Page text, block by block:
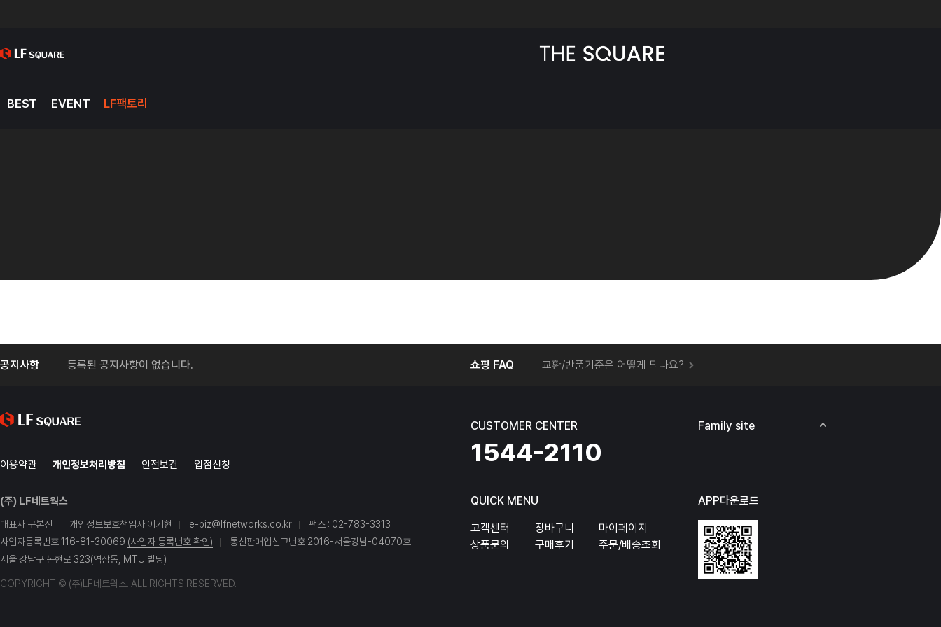
BEST EVENT LF팩토리
공지사항 등록된 공지사항이 없습니다. 쇼핑 FAQ
온라인에서 주문 후 오프라인 매장에서 상품을 수령할 수 있나요?
교환/반품기준은 어떻게 되나요?
온라인에서 구매한 상품 오프라인에서 반품이 가능한가요?
이용약관 개인정보처리방침 안전보건 입점신청
(주) LF네트웍스
대표자 구본진 개인정보보호책임자 이기현 e-biz@lfnetworks.co.kr
팩스 : 02-783-3313
사업자등록번호 116-81-30069 (사업자 등록번호 확인)
통신판매업신고번호 2016-서울강남-04070호
서울 강남구 논현로 323(역삼동, MTU 빌딩)
COPYRIGHT © (주)LF네트웍스. ALL RIGHTS RESERVED.
CUSTOMER CENTER
1544-2110
Family site
QUICK MENU
고객센터 장바구니
마이페이지
상품문의
구매후기 주문/배송조회
APP다운로드